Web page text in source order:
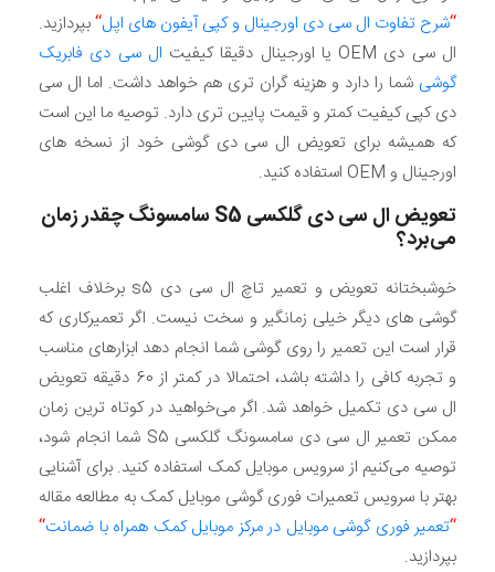
“شرح تفاوت ال سی دی اورجینال و کپی آیفون های اپل“بپردازید.
ال سی دی OEM یا اورجینال دقیقا کیفیت
ال سی دی فابریک
گوشی شما را دارد و هزینه گران تری هم خواهد داشت. اما ال سی
دی کپی کیفیت کمتر و قیمت پایین تری دارد. توصیه ما این است
که همیشه برای تعویض ال سی دی گوشی خود از نسخه های
اورجینال و OEM استفاده کنید.
تعویض ال سی دی گلکسی S5 سامسونگ چقدر زمان
می‌برد؟
خوشبختانه تعویض و تعمیر تاچ ال سی دی s5 برخلاف اغلب
گوشی های دیگر خیلی زمانگیر و سخت نیست. اگر تعمیرکاری که
قرار است این تعمیر را روی گوشی شما انجام دهد ابزارهای مناسب
و تجربه کافی را داشته باشد، احتمالا در کمتر از 60 دقیقه تعویض
ال سی دی تکمیل خواهد شد. اگر می‌خواهید در کوتاه ترین زمان
ممکن تعمیر ال سی دی سامسونگ گلکسی S5 شما انجام شود،
توصیه می‌کنیم از سرویس موبایل کمک استفاده کنید. برای آشنایی
بهتر با سرویس تعمیرات فوری گوشی موبایل کمک به مطالعه مقاله
“تعمیر فوری گوشی موبایل در مرکز موبایل کمک همراه با ضمانت“
بپردازید.